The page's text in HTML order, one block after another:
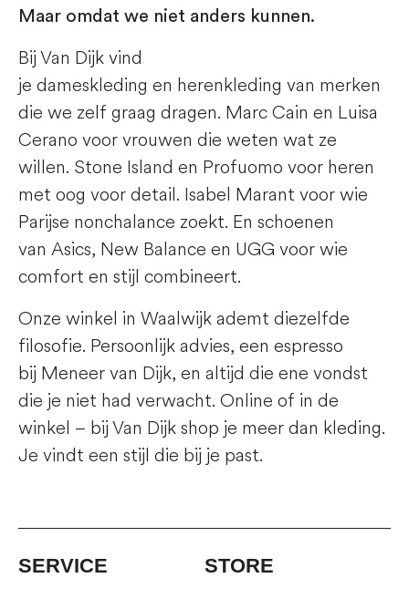
Maar omdat we niet anders kunnen.
Bij Van Dijk vind
je dameskleding en herenkleding van merken
die we zelf graag dragen. Marc Cain en Luisa
Cerano voor vrouwen die weten wat ze
willen. Stone Island en Profuomo voor heren
met oog voor detail. Isabel Marant voor wie
Parijse nonchalance zoekt. En schoenen
van Asics, New Balance en UGG voor wie
comfort en stijl combineert.
Onze winkel in Waalwijkademt diezelfde
filosofie. Persoonlijk advies, een espresso
bij Meneer van Dijk, en altijd die ene vondst
die je niet had verwacht. Online of in de
winkel – bij Van Dijk shop je meer dan kleding.
Je vindt een stijl die bij je past.
SERVICE STORE